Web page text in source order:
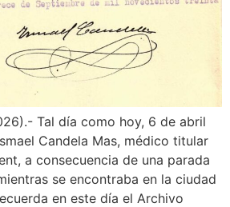
Tal día como hoy, 6 de abril
Candela Mas, médico titular
a consecuencia de una parada
se encontraba en la ciudad
en este día el Archivo